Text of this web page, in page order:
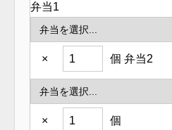
弁当1
× 個 弁当2
× 個